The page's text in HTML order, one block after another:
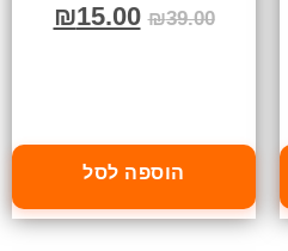
₪39.00
₪15.00
הוספה לסל